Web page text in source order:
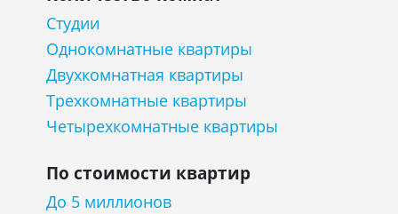
Студии
Однокомнатные квартиры
Двухкомнатная квартиры
Трехкомнатные квартиры
Четырехкомнатные квартиры
По стоимости квартир
До 5 миллионов